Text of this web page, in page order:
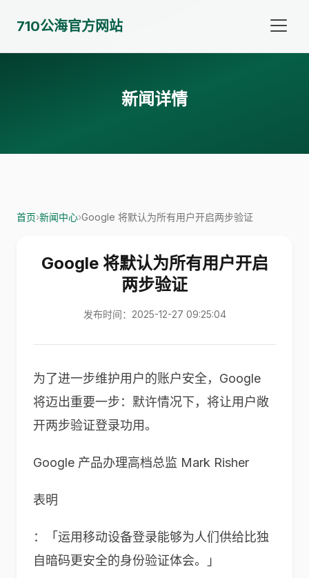
710公海官方网站
新闻详情
首页›新闻中心›Google 将默认为所有用户开启两步验证
Google 将默认为所有用户开启
两步验证
发布时间：2025-12-27 09:25:04
为了进一步维护用户的账户安全，Google
将迈出重要一步：默许情况下，将让用户敞
开两步验证登录功用。
Google 产品办理高档总监 Mark Risher
表明
：「运用移动设备登录能够为人们供给比独
自暗码更安全的身份验证体会。」